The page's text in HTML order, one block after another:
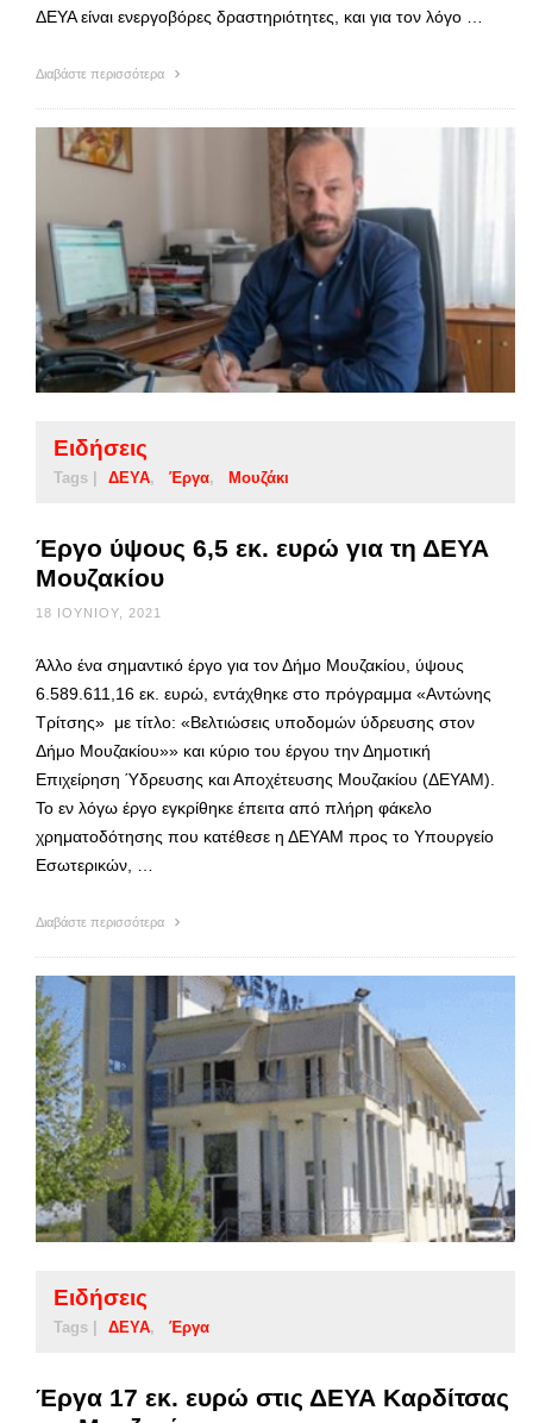
ΔΕΥΑ είναι ενεργοβόρες δραστηριότητες, και για τον λόγο …
Διαβάστε περισσότερα
Ειδήσεις
Tags | ΔΕΥΑ Έργα Μουζάκι
Έργο ύψους 6,5 εκ. ευρώ για τη ΔΕΥΑ
Μουζακίου
18 ΙΟΥΝΊΟΥ, 2021
Άλλο ένα σημαντικό έργο για τον Δήμο Μουζακίου, ύψους
6.589.611,16 εκ. ευρώ, εντάχθηκε στο πρόγραμμα «Αντώνης
Τρίτσης» με τίτλο: «Βελτιώσεις υποδομών ύδρευσης στον
Δήμο Μουζακίου»» και κύριο του έργου την Δημοτική
Επιχείρηση Ύδρευσης και Αποχέτευσης Μουζακίου (ΔΕΥΑΜ).
Το εν λόγω έργο εγκρίθηκε έπειτα από πλήρη φάκελο
χρηματοδότησης που κατέθεσε η ΔΕΥΑΜ προς το Υπουργείο
Εσωτερικών, …
Διαβάστε περισσότερα
Ειδήσεις
Tags | ΔΕΥΑ Έργα
Έργα 17 εκ. ευρώ στις ΔΕΥΑ Καρδίτσας